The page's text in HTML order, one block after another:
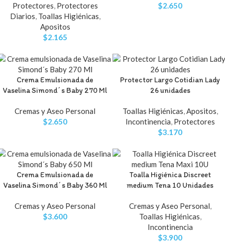
Protectores, Protectores
Diarios, Toallas Higiénicas,
Apositos
$2.165
$2.650
Crema Emulsionada de
Vaselina Simond´s Baby 270 Ml
Cremas y Aseo Personal
$2.650
Protector Largo Cotidian Lady
26 unidades
Toallas Higiénicas,Apositos,
Incontinencia, Protectores
$3.170
Crema Emulsionada de
Vaselina Simond´s Baby 360 Ml
Cremas y Aseo Personal
$3.600
Toalla Higiénica Discreet
medium Tena 10 Unidades
Cremas y Aseo Personal,
Toallas Higiénicas,
Incontinencia
$3.900